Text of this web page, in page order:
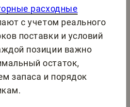
расходные
с учетом реального
поставки и условий
позиции важно
остаток,
запаса и порядок